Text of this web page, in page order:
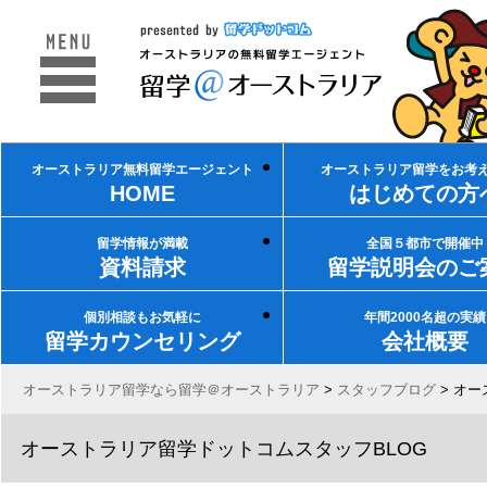
オーストラリア無料留学エージェント
HOME
オーストラリア留学をお考
はじめての方
留学情報が満載
資料請求
全国５都市で開催中
留学説明会のご
個別相談もお気軽に
留学カウンセリング
年間2000名超の実績
会社概要
オーストラリア留学なら留学＠オーストラリア > スタッフブログ > オー
オーストラリア留学ドットコムスタッフBLOG